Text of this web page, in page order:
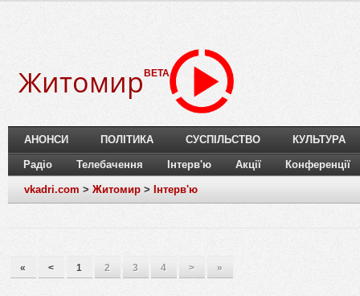
Житомир BETA
АНОНСИ ПОЛІТИКА СУСПІЛЬСТВО КУЛЬТУРА
Радіо Телебачення Інтерв'ю Акції Конференції
vkadri.com > Житомир > Інтерв'ю
« < 1 2 3 4 > »